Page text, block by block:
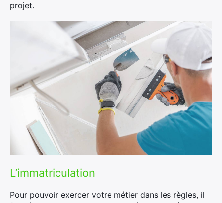
projet.
L’immatriculation
Pour pouvoir exercer votre métier dans les règles, il